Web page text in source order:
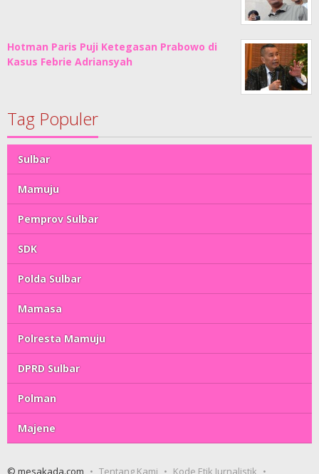
Hotman Paris Puji Ketegasan Prabowo di
Kasus Febrie Adriansyah
Tag Populer
Sulbar
Mamuju
Pemprov Sulbar
SDK
Polda Sulbar
Mamasa
Polresta Mamuju
DPRD Sulbar
Polman
Majene
© mesakada.com Tentang Kami Kode Etik Jurnalistik